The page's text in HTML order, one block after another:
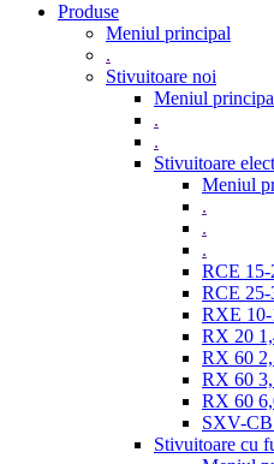
Produse
Meniul principal
.
Stivuitoare noi
Meniul
.
.
Stivuitoare
Meniul
.
.
.
RCE 15-
RCE 25-
RXE 10-
RX 20
RX 60
RX 60
RX 60
SXV-
Stivuitoare cu